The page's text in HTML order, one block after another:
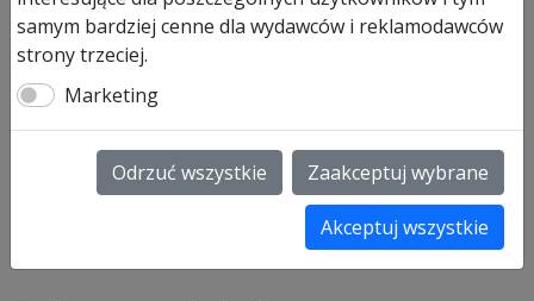
szyna
K
FS10/FS2
Pas zębaty
(bez sprzęgła pasa zębatego) SupraMatic E/P,
ProMatic, ProMatic P i ProMatic Akku z zestawem
montażowym
Prowadnica FS 10/FS 2, krótka K art. nr 438583#
438583
samym bardziej cenne dla wydawców i reklamodawców
strony trzeciej.
Marketing
Odrzuć wszystkie Zaakceptuj wybrane
Akceptuj wszystkie